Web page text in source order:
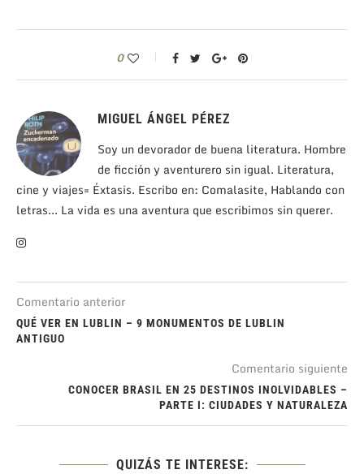
0
MIGUEL ÁNGEL PÉREZ
Soy un devorador de buena literatura. Hombre
de ficción y aventurero sin igual. Literatura,
cine y viajes= Éxtasis. Escribo en: Comalasite, Hablando con
letras... La vida es una aventura que escribimos sin querer.
Comentario anterior
QUÉ VER EN LUBLIN – 9 MONUMENTOS DE LUBLIN
ANTIGUO
Comentario siguiente
CONOCER BRASIL EN 25 DESTINOS INOLVIDABLES –
PARTE I: CIUDADES Y NATURALEZA
QUIZÁS TE INTERESE: